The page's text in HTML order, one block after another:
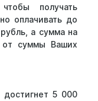
получать
оплачивать до
а сумма на
от суммы Ваших
достигнет 5 000